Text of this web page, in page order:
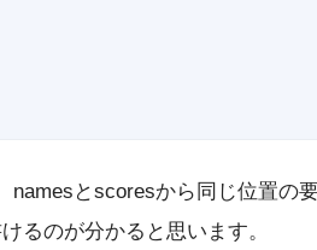
namesとscoresから同じ位置の
るのが分かると思います。